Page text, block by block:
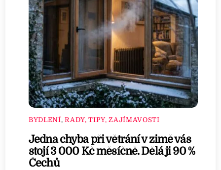
BYDLENÍ,RADY, TIPY, ZAJÍMAVOSTI
Jedna chyba při větrání v zimě vás
stojí 3 000 Kč měsíčně. Dělá ji 90 %
Čechů